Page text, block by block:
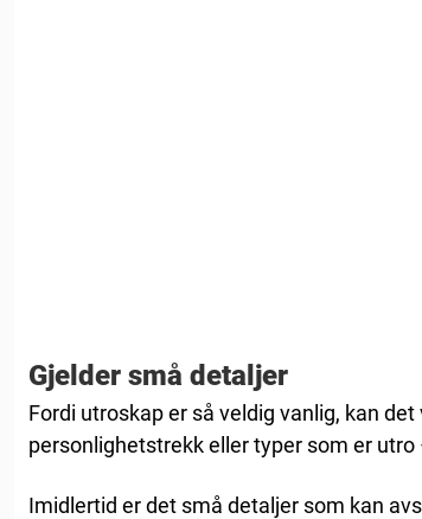
Gjelder små detaljer
Fordi utroskap er så veldig vanlig, kan
personlighetstrekk eller typer som er
Imidlertid er det små detaljer som kan